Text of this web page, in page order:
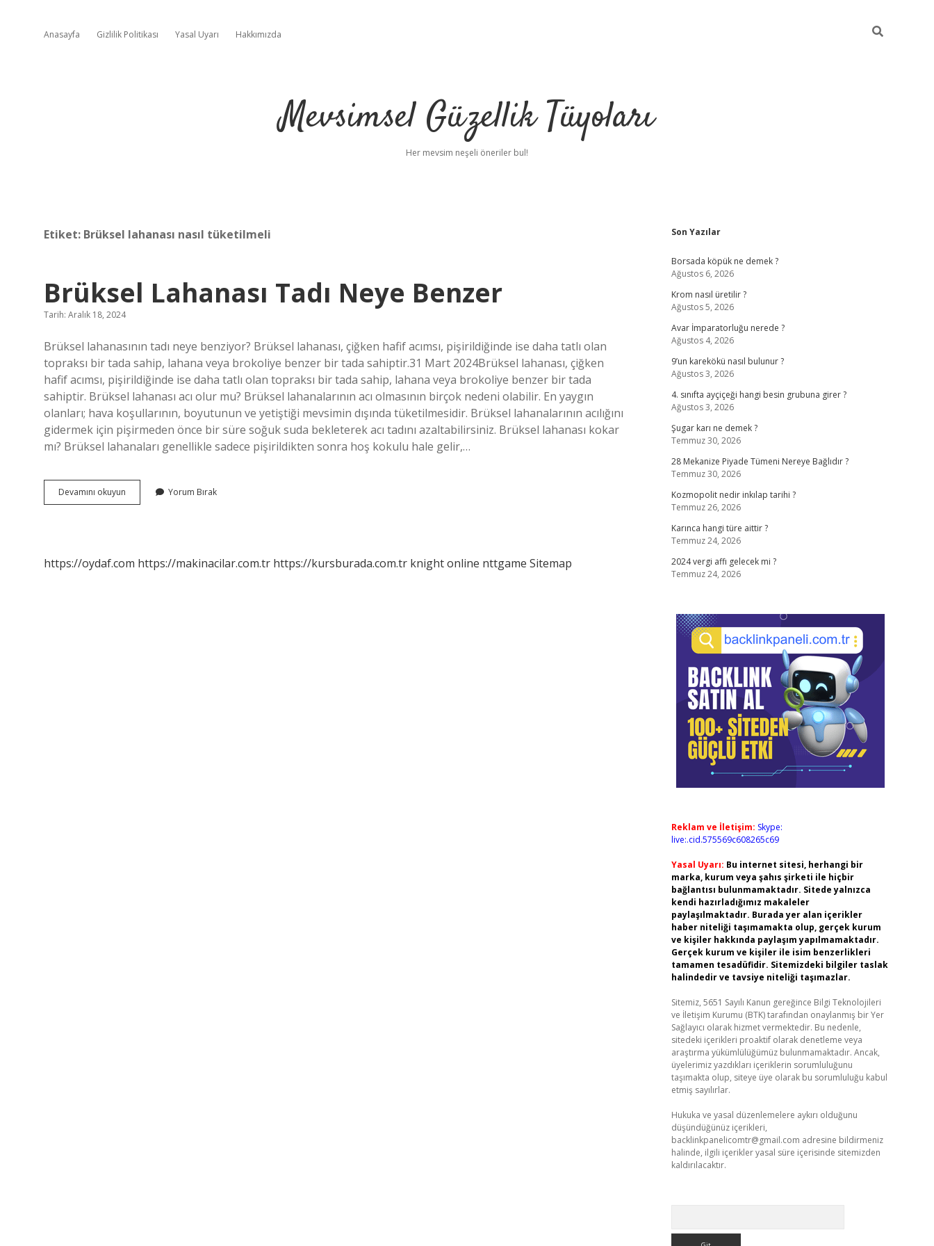
Anasayfa Gizlilik Politikası Yasal Uyarı Hakkımızda
Mevsimsel Güzellik Tüyoları
Her mevsim neşeli öneriler bul!
Etiket: Brüksel lahanası nasıl tüketilmeli
Brüksel Lahanası Tadı Neye Benzer
Tarih: Aralık 18, 2024
Brüksel lahanasının tadı neye benziyor? Brüksel lahanası, çiğken hafif acımsı, pişirildiğinde ise daha tatlı olan
topraksı bir tada sahip, lahana veya brokoliye benzer bir tada sahiptir.31 Mart 2024Brüksel lahanası, çiğken
hafif acımsı, pişirildiğinde ise daha tatlı olan topraksı bir tada sahip, lahana veya brokoliye benzer bir tada
sahiptir. Brüksel lahanası acı olur mu? Brüksel lahanalarının acı olmasının birçok nedeni olabilir. En yaygın
olanları; hava koşullarının, boyutunun ve yetiştiği mevsimin dışında tüketilmesidir. Brüksel lahanalarının acılığını
gidermek için pişirmeden önce bir süre soğuk suda bekleterek acı tadını azaltabilirsiniz. Brüksel lahanası kokar
mı? Brüksel lahanaları genellikle sadece pişirildikten sonra hoş kokulu hale gelir,…
Devamını okuyun
Lahanası
Yorum Bırak
https://oydaf.com https://makinacilar.com.tr https://kursburada.com.tr knight online nttgame Sitemap
Sidebar
Son Yazılar
Borsada köpük ne demek ?
Ağustos 6, 2026
Krom nasıl üretilir ?
Ağustos 5, 2026
Avar İmparatorluğu nerede ?
Ağustos 4, 2026
9’un karekökü nasıl bulunur ?
Ağustos 3, 2026
4. sınıfta ayçiçeği hangi besin grubuna girer ?
Ağustos 3, 2026
Şugar karı ne demek ?
Temmuz 30, 2026
28 Mekanize Piyade Tümeni Nereye Bağlıdır ?
Temmuz 30, 2026
Kozmopolit nedir inkılap tarihi ?
Temmuz 26, 2026
Karınca hangi türe aittir ?
Temmuz 24, 2026
2024 vergi affı gelecek mi ?
Temmuz 24, 2026
Reklam ve İletişim: Skype:
live:.cid.575569c608265c69
Yasal Uyarı: Bu internet sitesi, herhangi bir
marka, kurum veya şahıs şirketi ile hiçbir
bağlantısı bulunmamaktadır. Sitede yalnızca
kendi hazırladığımız makaleler
paylaşılmaktadır. Burada yer alan içerikler
haber niteliği taşımamakta olup, gerçek kurum
ve kişiler hakkında paylaşım yapılmamaktadır.
Gerçek kurum ve kişiler ile isim benzerlikleri
tamamen tesadüfidir. Sitemizdeki bilgiler taslak
halindedir ve tavsiye niteliği taşımazlar.
Sitemiz, 5651 Sayılı Kanun gereğince Bilgi Teknolojileri
ve İletişim Kurumu (BTK) tarafından onaylanmış bir Yer
Sağlayıcı olarak hizmet vermektedir. Bu nedenle,
sitedeki içerikleri proaktif olarak denetleme veya
araştırma yükümlülüğümüz bulunmamaktadır. Ancak,
üyelerimiz yazdıkları içeriklerin sorumluluğunu
taşımakta olup, siteye üye olarak bu sorumluluğu kabul
etmiş sayılırlar.
Hukuka ve yasal düzenlemelere aykırı olduğunu
düşündüğünüz içerikleri,
backlinkpanelicomtr@gmail.com adresine bildirmeniz
halinde, ilgili içerikler yasal süre içerisinde sitemizden
kaldırılacaktır.
hiltonbet giriş